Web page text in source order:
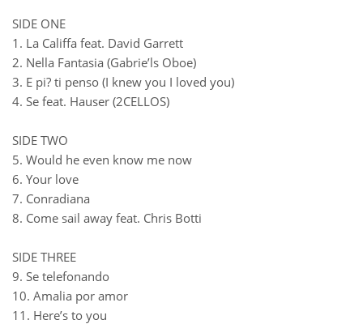
SIDE ONE
1. La Califfa feat. David Garrett
2. Nella Fantasia (Gabrie’ls Oboe)
3. E pi? ti penso (I knew you I loved you)
4. Se feat. Hauser (2CELLOS)
SIDE TWO
5. Would he even know me now
6. Your love
7. Conradiana
8. Come sail away feat. Chris Botti
SIDE THREE
9. Se telefonando
10. Amalia por amor
11. Here’s to you